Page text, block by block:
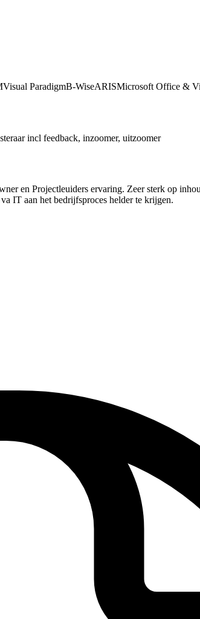
Visual ParadigmB-WiseARISMicrosoft Office &
incl feedback, inzoomer, uitzoomer
en Projectleuiders ervaring. Zeer sterk op
IT aan het bedrijfsproces helder te krijgen.